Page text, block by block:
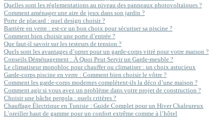
Quelles sont les réglementations au niveau des panneaux photovoltaïques ?
Comment aménager une aire de jeux dans son jardin ?
Porte de placard : quel design choisir ?
Barrière en verre : est-ce un bon choix pour sécuriser sa piscine ?
Comment bien choisir une porte d’entrée ?
Que faut-il savoir sur les testeurs de tension ?
Quels sont les avantages d’opter pour un garde-corps vitré pour votre maison ?
Conseils Déménagement : À Quoi Peut Servir un Garde-meuble ?
Le climatiseur monobloc pour chauffer ou climatiser : un choix astucieux
Garde-corps piscine en verre : Comment bien choisir le vôtre ?
Comment les garde-corps modernes complètent-ils la déco d’une maison ?
Comment agir si vous avez un problème dans votre projet de construction ?
Choisir une bâche pergola : quels critères ?
Chauffage Électrique en Tunisie : Guide Complet pour un Hiver Chaleureux
L’oreiller haut de gamme pour un confort extrême comme à l’hôtel